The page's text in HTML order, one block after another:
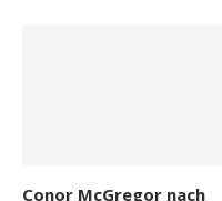
Conor McGregor nach